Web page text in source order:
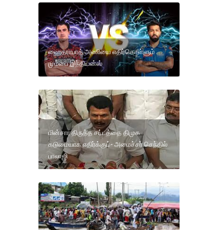
ஹைதராபாத் அணியை எதிர்கொள்ளும்
மும்பை இந்தியன்ஸ்
மின்சார திருத்த சட்டத்தை திமுக
கடுமையாக எதிர்க்கும்- அமைச்சர் செந்தில்
பாலாஜி